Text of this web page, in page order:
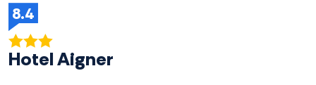
8.4
Hotel Aigner